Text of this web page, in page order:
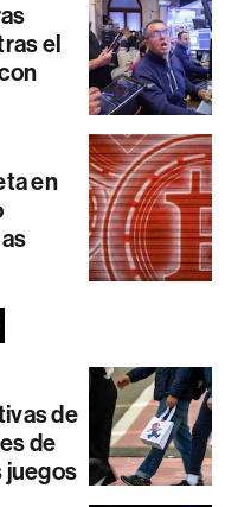
el
en
de
de
juegos